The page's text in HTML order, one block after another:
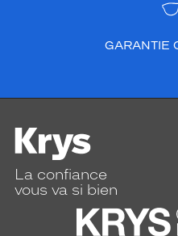
GARANTIE
La confiance
vous va si bien